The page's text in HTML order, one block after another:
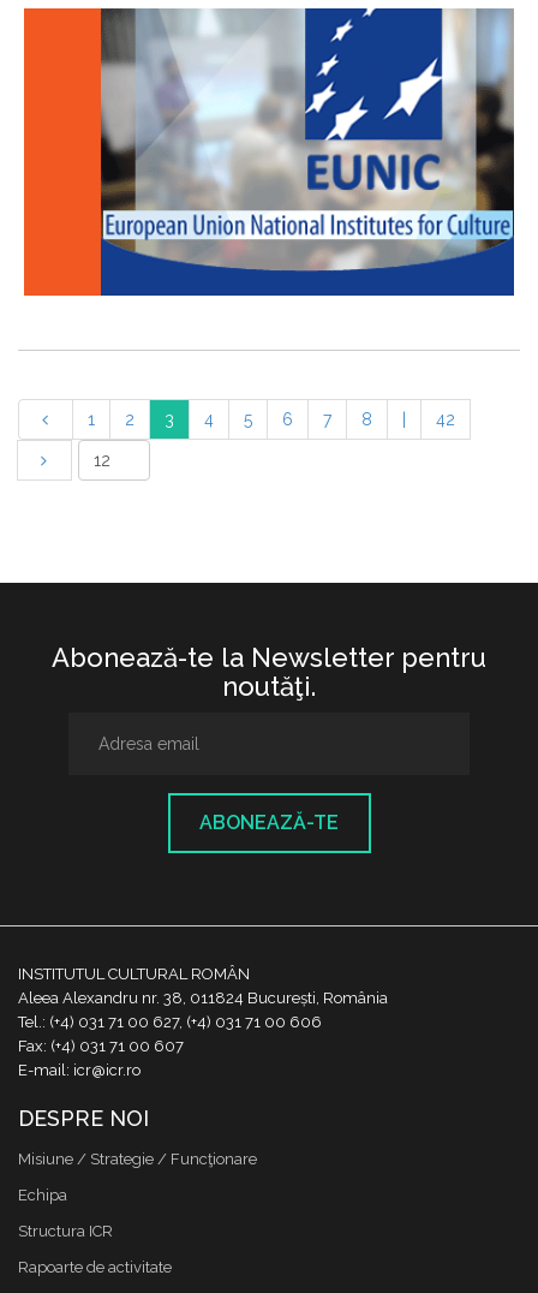
1 2 3 4 5 6 7 8 42
Abonează-te la Newsletter pentru
noutăţi.
ABONEAZĂ-TE
INSTITUTUL CULTURAL ROMÂN
Aleea Alexandru nr. 38, 011824 București, România
Tel.: (+4) 031 71 00 627, (+4) 031 71 00 606
Fax: (+4) 031 71 00 607
E-mail: icr@icr.ro
DESPRE NOI
Misiune / Strategie / Funcţionare
Echipa
Structura ICR
Rapoarte de activitate